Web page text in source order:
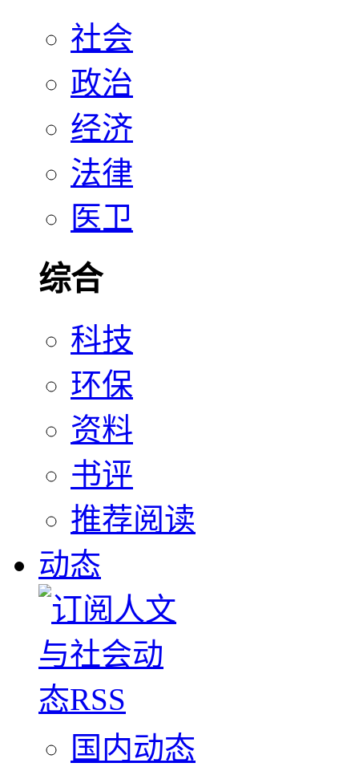
社会
政治
经济
法律
医卫
综合
科技
环保
资料
书评
推荐阅读
动态
国内动态